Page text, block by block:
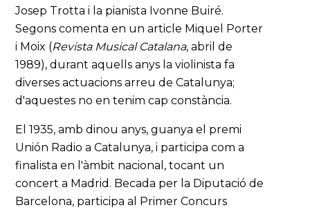
Josep Trotta i la pianista Ivonne Buiré.
Segons comenta en un article Miquel Porter
i Moix (Revista Musical Catalana, abril de
1989), durant aquells anys la violinista fa
diverses actuacions arreu de Catalunya;
d'aquestes no en tenim cap constància.
El 1935, amb dinou anys, guanya el premi
Unión Radio a Catalunya, i participa com a
finalista en l'àmbit nacional, tocant un
concert a Madrid. Becada per la Diputació de
Barcelona, participa al Primer Concurs